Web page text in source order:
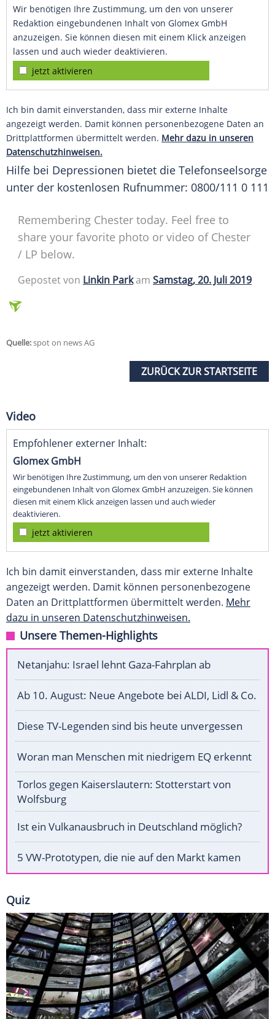
Wir benötigen Ihre Zustimmung, um den von unserer
Redaktion eingebundenen Inhalt von Glomex GmbH
anzuzeigen. Sie können diesen mit einem Klick anzeigen
lassen und auch wieder deaktivieren.
jetzt aktivieren
Ich bin damit einverstanden, dass mir externe Inhalte
angezeigt werden. Damit können personenbezogene Daten an
Drittplattformen übermittelt werden. Mehr dazu in unseren
Datenschutzhinweisen.
Hilfe bei Depressionen bietet die Telefonseelsorge
unter der kostenlosen Rufnummer: 0800/111 0 111
Remembering Chester today. Feel free to
share your favorite photo or video of Chester
/ LP below.
Gepostet von Linkin Parkam Samstag, 20. Juli 2019
Quelle:spot on news AG
ZURÜCK ZUR STARTSEITE
Video
Empfohlener externer Inhalt:
Glomex GmbH
Wir benötigen Ihre Zustimmung, um den von unserer Redaktion
eingebundenen Inhalt von Glomex GmbH anzuzeigen. Sie können
diesen mit einem Klick anzeigen lassen und auch wieder
deaktivieren.
jetzt aktivieren
Ich bin damit einverstanden, dass mir externe Inhalte
angezeigt werden. Damit können personenbezogene
Daten an Drittplattformen übermittelt werden. Mehr
dazu in unseren Datenschutzhinweisen.
Unsere Themen-Highlights
Netanjahu: Israel lehnt Gaza-Fahrplan ab
Ab 10. August: Neue Angebote bei ALDI, Lidl & Co.
Diese TV-Legenden sind bis heute unvergessen
Woran man Menschen mit niedrigem EQ erkennt
Torlos gegen Kaiserslautern: Stotterstart von
Wolfsburg
Ist ein Vulkanausbruch in Deutschland möglich?
5 VW-Prototypen, die nie auf den Markt kamen
Quiz